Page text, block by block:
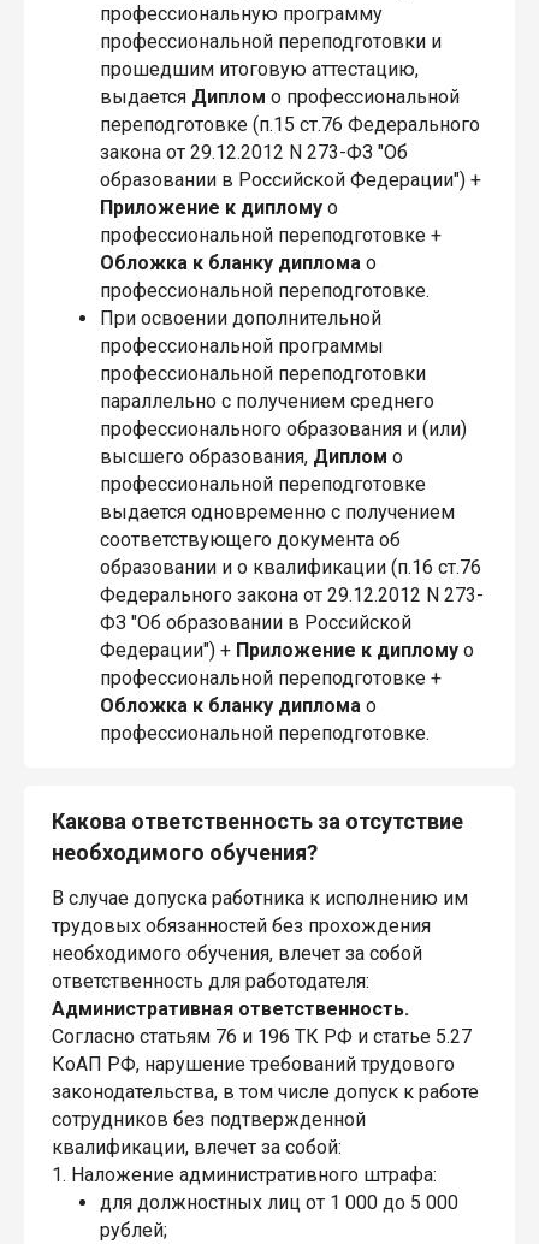
профессиональную программу
профессиональной переподготовки и
прошедшим итоговую аттестацию,
выдается Диплом о профессиональной
переподготовке (п.15 ст.76 Федерального
закона от 29.12.2012 N 273-ФЗ "Об
образовании в Российской Федерации") +
Приложение к диплому о
профессиональной переподготовке +
Обложка к бланку диплома о
профессиональной переподготовке.
При освоении дополнительной
профессиональной программы
профессиональной переподготовки
параллельно с получением среднего
профессионального образования и (или)
высшего образования, Диплом о
профессиональной переподготовке
выдается одновременно с получением
соответствующего документа об
образовании и о квалификации (п.16 ст.76
Федерального закона от 29.12.2012 N 273-
ФЗ "Об образовании в Российской
Федерации") + Приложение к диплому о
профессиональной переподготовке +
Обложка к бланку диплома о
профессиональной переподготовке.
Какова ответственность за отсутствие
необходимого обучения?
В случае допуска работника к исполнению им
трудовых обязанностей без прохождения
необходимого обучения, влечет за собой
ответственность для работодателя:
Административная ответственность.
Согласно статьям 76 и 196 ТК РФ и статье 5.27
КоАП РФ, нарушение требований трудового
законодательства, в том числе допуск к работе
сотрудников без подтвержденной
квалификации, влечет за собой:
1. Наложение административного штрафа:
для должностных лиц от 1 000 до 5 000
рублей;